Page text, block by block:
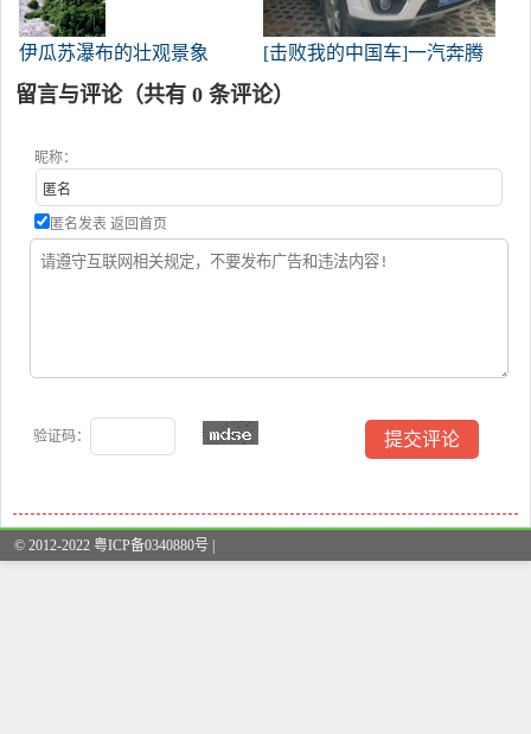
伊瓜苏瀑布的壮观景象
[击败我的中国车]一汽奔腾
X80真枪实弹！
留言与评论（共有 0 条评论）
昵称：
匿名发表 返回首页
验证码：
© 2012-2022 粤ICP备0340880号 |